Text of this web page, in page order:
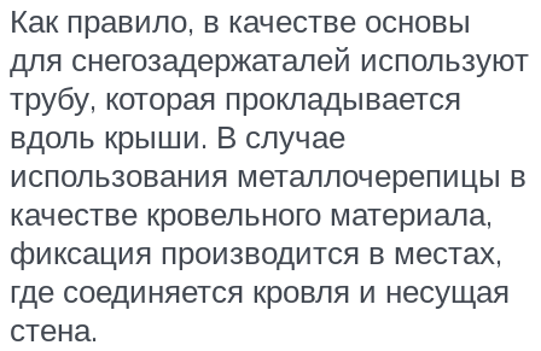
Как правило, в качестве основы
для снегозадержаталей используют
трубу, которая прокладывается
вдоль крыши. В случае
использования металлочерепицы в
качестве кровельного материала,
фиксация производится в местах,
где соединяется кровля и несущая
стена.